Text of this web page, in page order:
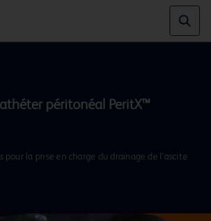
péritonéal PeritX™
pour la prise en charge du drainage de l’ascite